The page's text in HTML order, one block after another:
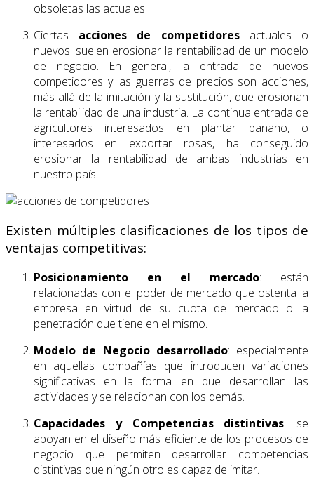
obsoletas las actuales.
Ciertas acciones de competidoresactuales o
nuevos: suelen erosionar la rentabilidad de un modelo
de negocio. En general, la entrada de nuevos
competidores y las guerras de precios son acciones,
más allá de la imitación y la sustitución, que erosionan
la rentabilidad de una industria. La continua entrada de
agricultores interesados en plantar banano, o
interesados en exportar rosas, ha conseguido
erosionar la rentabilidad de ambas industrias en
nuestro país.
Existen múltiples clasificaciones de los tipos de
ventajas competitivas:
Posicionamiento en el mercado: están
relacionadas con el poder de mercado que ostenta la
empresa en virtud de su cuota de mercado o la
penetración que tiene en el mismo.
Modelo de Negocio desarrollado: especialmente
en aquellas compañías que introducen variaciones
significativas en la forma en que desarrollan las
actividades y se relacionan con los demás.
Capacidades y Competencias distintivas: se
apoyan en el diseño más eficiente de los procesos de
negocio que permiten desarrollar competencias
distintivas que ningún otro es capaz de imitar.